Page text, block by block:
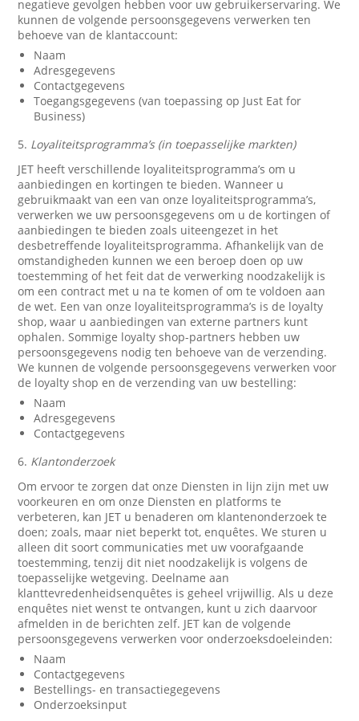
negatieve gevolgen hebben voor uw gebruikerservaring. We
kunnen de volgende persoonsgegevens verwerken ten
behoeve van de klantaccount:
Naam
Adresgegevens
Contactgegevens
Toegangsgegevens (van toepassing op Just Eat for
Business)
5. Loyaliteitsprogramma’s (in toepasselijke markten)
JET heeft verschillende loyaliteitsprogramma’s om u
aanbiedingen en kortingen te bieden. Wanneer u
gebruikmaakt van een van onze loyaliteitsprogramma’s,
verwerken we uw persoonsgegevens om u de kortingen of
aanbiedingen te bieden zoals uiteengezet in het
desbetreffende loyaliteitsprogramma. Afhankelijk van de
omstandigheden kunnen we een beroep doen op uw
toestemming of het feit dat de verwerking noodzakelijk is
om een contract met u na te komen of om te voldoen aan
de wet. Een van onze loyaliteitsprogramma’s is de loyalty
shop, waar u aanbiedingen van externe partners kunt
ophalen. Sommige loyalty shop-partners hebben uw
persoonsgegevens nodig ten behoeve van de verzending.
We kunnen de volgende persoonsgegevens verwerken voor
de loyalty shop en de verzending van uw bestelling:
Naam
Adresgegevens
Contactgegevens
6. Klantonderzoek
Om ervoor te zorgen dat onze Diensten in lijn zijn met uw
voorkeuren en om onze Diensten en platforms te
verbeteren, kan JET u benaderen om klantenonderzoek te
doen; zoals, maar niet beperkt tot, enquêtes. We sturen u
alleen dit soort communicaties met uw voorafgaande
toestemming, tenzij dit niet noodzakelijk is volgens de
toepasselijke wetgeving. Deelname aan
klanttevredenheidsenquêtes is geheel vrijwillig. Als u deze
enquêtes niet wenst te ontvangen, kunt u zich daarvoor
afmelden in de berichten zelf. JET kan de volgende
persoonsgegevens verwerken voor onderzoeksdoeleinden:
Naam
Contactgegevens
Bestellings- en transactiegegevens
Onderzoeksinput